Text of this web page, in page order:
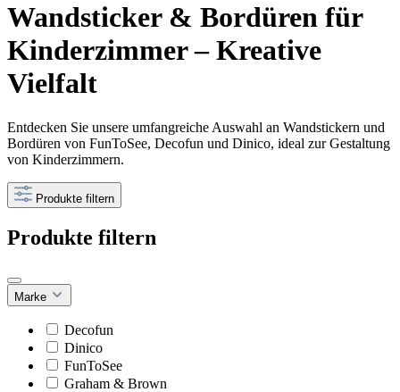
Wandsticker & Bordüren für
Kinderzimmer – Kreative
Vielfalt
Entdecken Sie unsere umfangreiche Auswahl an Wandstickern und
Bordüren von FunToSee, Decofun und Dinico, ideal zur Gestaltung
von Kinderzimmern.
Produkte filtern
Produkte filtern
Marke
Decofun
Dinico
FunToSee
Graham & Brown